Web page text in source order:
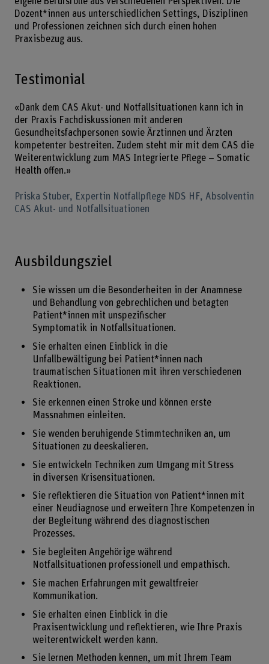
Dozent*innen aus unterschiedlichen Settings, Disziplinen
und Professionen zeichnen sich durch einen hohen
Praxisbezug aus.
Testimonial
«Dank dem CAS Akut- und Notfallsituationen kann ich in
der Praxis Fachdiskussionen mit anderen
Gesundheitsfachpersonen sowie Ärztinnen und Ärzten
kompetenter bestreiten. Zudem steht mir mit dem CAS die
Weiterentwicklung zum MAS Integrierte Pflege – Somatic
Health offen.»
Priska Stuber, Expertin Notfallpflege NDS HF, Absolventin
CAS Akut- und Notfallsituationen
Ausbildungsziel
Sie wissen um die Besonderheiten in der Anamnese
und Behandlung von gebrechlichen und betagten
Patient*innen mit unspezifischer
Symptomatik in Notfallsituationen.
Sie erhalten einen Einblick in die
Unfallbewältigung bei Patient*innen nach
traumatischen Situationen mit ihren verschiedenen
Reaktionen.
Sie erkennen einen Stroke und können erste
Massnahmen einleiten.
Sie wenden beruhigende Stimmtechniken an, um
Situationen zu deeskalieren.
Sie entwickeln Techniken zum Umgang mit Stress
in diversen Krisensituationen.
Sie reflektieren die Situation von Patient*innen mit
einer Neudiagnose und erweitern Ihre Kompetenzen in
der Begleitung während des diagnostischen
Prozesses.
Sie begleiten Angehörige während
Notfallsituationen professionell und empathisch.
Sie machen Erfahrungen mit gewaltfreier
Kommunikation.
Sie erhalten einen Einblick in die
Praxisentwicklung und reflektieren, wie Ihre Praxis
weiterentwickelt werden kann.
Sie lernen Methoden kennen, um mit Ihrem Team